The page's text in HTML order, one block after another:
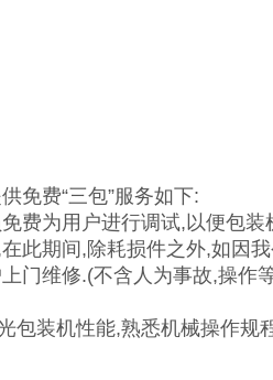
免费“三包”服务如下:
费为用户进行调试,以便包装
此期间,除耗损件之外,如因
门维修.(不含人为事故,操作
包装机性能,熟悉机械操作规